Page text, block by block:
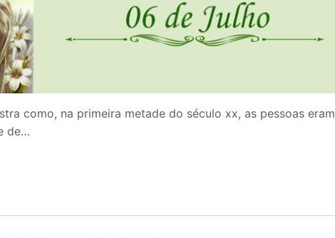
como, na primeira metade do século xx, as pessoas eram
de…